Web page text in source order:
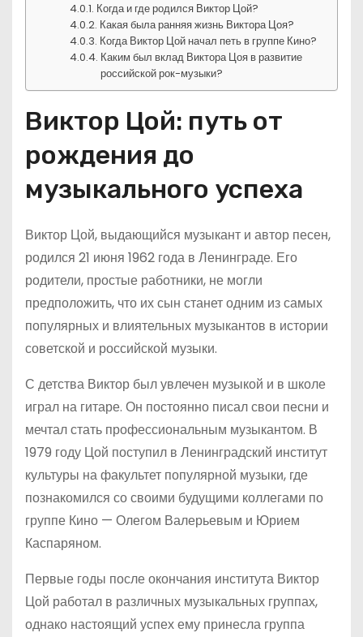
Когда и где родился Виктор Цой?
Какая была ранняя жизнь Виктора Цоя?
Когда Виктор Цой начал петь в группе Кино?
Каким был вклад Виктора Цоя в развитие
российской рок-музыки?
Виктор Цой: путь от
рождения до
музыкального успеха
Виктор Цой, выдающийся музыкант и автор песен,
родился 21 июня 1962 года в Ленинграде. Его
родители, простые работники, не могли
предположить, что их сын станет одним из самых
популярных и влиятельных музыкантов в истории
советской и российской музыки.
С детства Виктор был увлечен музыкой и в школе
играл на гитаре. Он постоянно писал свои песни и
мечтал стать профессиональным музыкантом. В
1979 году Цой поступил в Ленинградский институт
культуры на факультет популярной музыки, где
познакомился со своими будущими коллегами по
группе Кино — Олегом Валерьевым и Юрием
Каспаряном.
Первые годы после окончания института Виктор
Цой работал в различных музыкальных группах,
однако настоящий успех ему принесла группа